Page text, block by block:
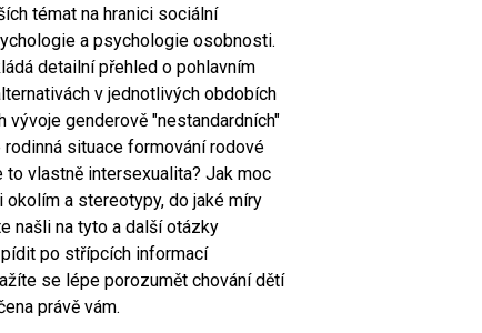
témat na hranici sociální
a psychologie osobnosti.
detailní přehled o pohlavním
v jednotlivých obdobích
vývoje genderově "nestandardních"
rodinná situace formování rodové
to vlastně intersexualita? Jak moc
okolím a stereotypy, do jaké míry
našli na tyto a další otázky
po střípcích informací
se lépe porozumět chování dětí
právě vám.